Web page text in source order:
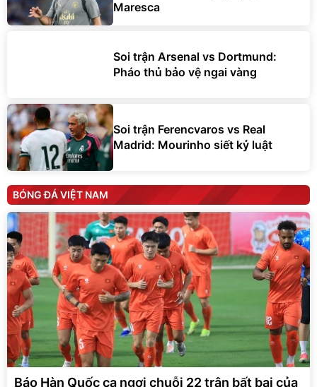
Maresca
Soi trận Arsenal vs Dortmund:
Pháo thủ bảo vệ ngai vàng
Soi trận Ferencvaros vs Real
Madrid: Mourinho siết kỷ luật
BÓNG ĐÁ VIỆT NAM
Báo Hàn Quốc ca ngợi chuỗi 22 trận bất bại của